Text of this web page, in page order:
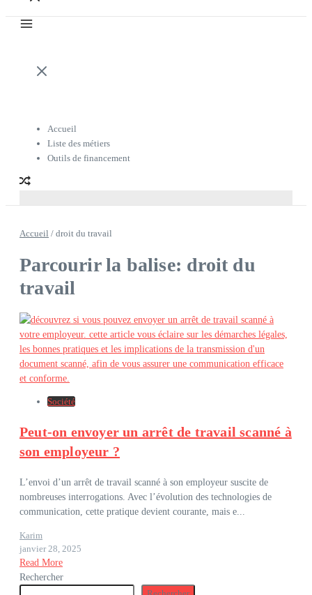
Accueil
Liste des métiers
Outils de financement
Accueil / droit du travail
Parcourir la balise: droit du
travail
Société
Peut-on envoyer un arrêt de travail scanné à
son employeur ?
L’envoi d’un arrêt de travail scanné à son employeur suscite de
nombreuses interrogations. Avec l’évolution des technologies de
communication, cette pratique devient courante, mais e...
Karim
janvier 28, 2025
Read More
Rechercher
Rechercher